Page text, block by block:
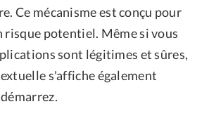
Ce mécanisme est conçu pour
potentiel. Même si vous
sont légitimes et sûres,
s'affiche également